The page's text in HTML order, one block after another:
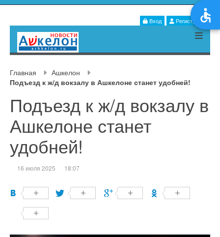
Вход Регистрация
Главная
Ашкелон
Подъезд к ж/д вокзалу в Ашкелоне станет удобней!
Подъезд к ж/д вокзалу в
Ашкелоне станет
удобней!
16 июля 2025 18:07